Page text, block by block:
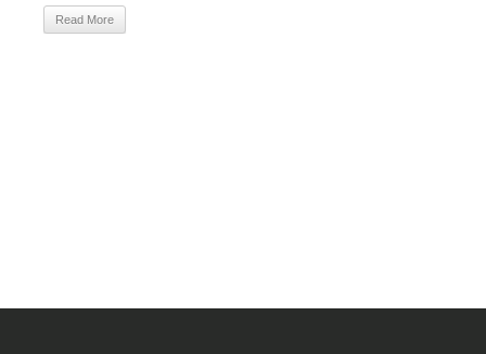
Read More